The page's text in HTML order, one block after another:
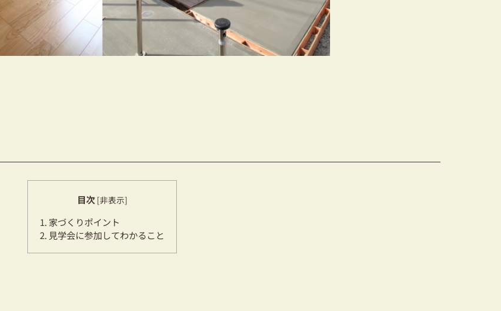
目次 [非表示]
1. 家づくりポイント
2. 見学会に参加してわかること